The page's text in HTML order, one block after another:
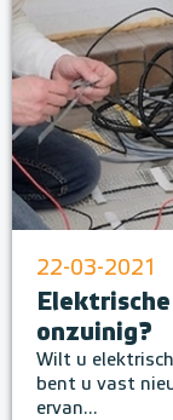
22-03-2021
onzuinig?
Wilt u
bent u vast
ervan...